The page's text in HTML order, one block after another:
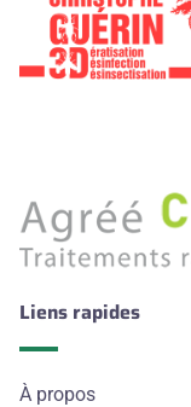
Liens rapides
À propos